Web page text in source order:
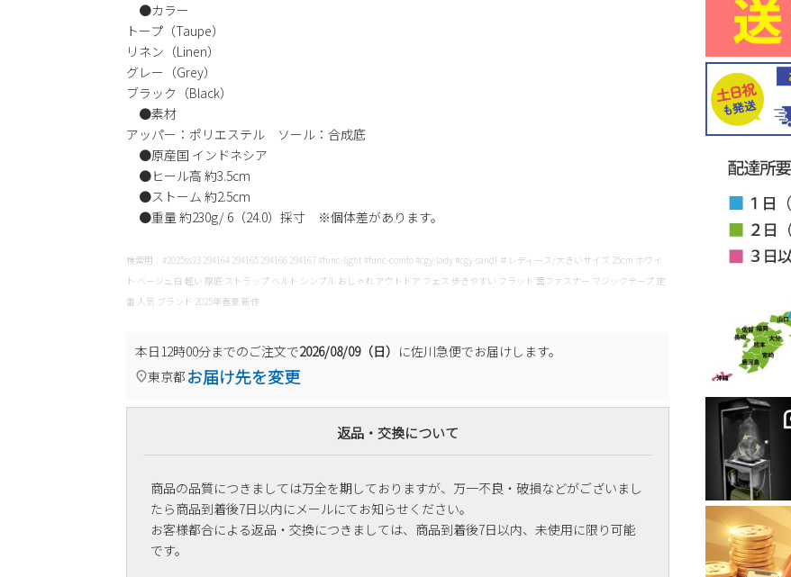
●カラー
トープ（Taupe）
リネン（Linen）
グレー（Grey）
ブラック（Black）
●素材
アッパー：ポリエステル ソール：合成底
●原産国 インドネシア
●ヒール高 約3.5cm
●ストーム 約2.5cm
●重量 約230g/ 6（24.0）採寸 ※個体差があります。
検索用：#2025ss23 294164 294165 294166 294167 #func-light #func-comfo #cgy-lady #cgy-sandl ＃レディース/大きいサイズ 25cm ホワイ
ト ベージュ 白 軽い 厚底 ストラップ ベルト シンプル おしゃれ アウトドア フェス 歩きやすい フラット 面ファスナー マジックテープ 定
番 人気 ブランド 2025年春夏 新作
本日12時00分までのご注文で2026/08/09（日） に佐川急便でお届けします。
東京都 お届け先を変更
返品・交換について
商品の品質につきましては万全を期しておりますが、万一不良・破損などがございまし
たら商品到着後7日以内にメールにてお知らせください。
お客様都合による返品・交換につきましては、商品到着後7日以内、未使用に限り可能
です。